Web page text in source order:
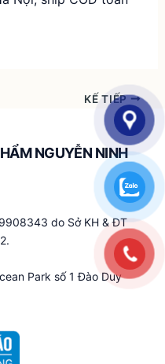
KẾ TIẾP
NGUYỄN NINH
do Sở KH & ĐT
Park số 1 Đào Duy